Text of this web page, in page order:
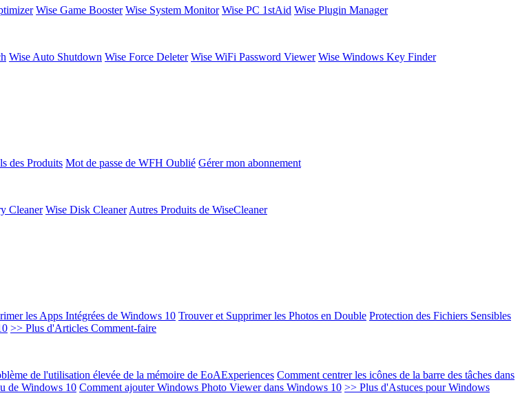
Wise Game Booster Wise System Monitor Wise PC 1stAid Wise Plugin Manager
Wise Auto Shutdown Wise Force Deleter Wise WiFi Password Viewer Wise Windows Key Finder
des Produits Mot de passe de WFH Oublié Gérer mon abonnement
Cleaner Wise Disk Cleaner Autres Produits de WiseCleaner
les Apps Intégrées de Windows 10 Trouver et Supprimer les Photos en Double Protection des Fichiers Sensibles
>> Plus d'Articles Comment-faire
de l'utilisation élevée de la mémoire de EoAExperiences Comment centrer les icônes de la barre des tâches dans
de Windows 10 Comment ajouter Windows Photo Viewer dans Windows 10 >> Plus d'Astuces pour Windows